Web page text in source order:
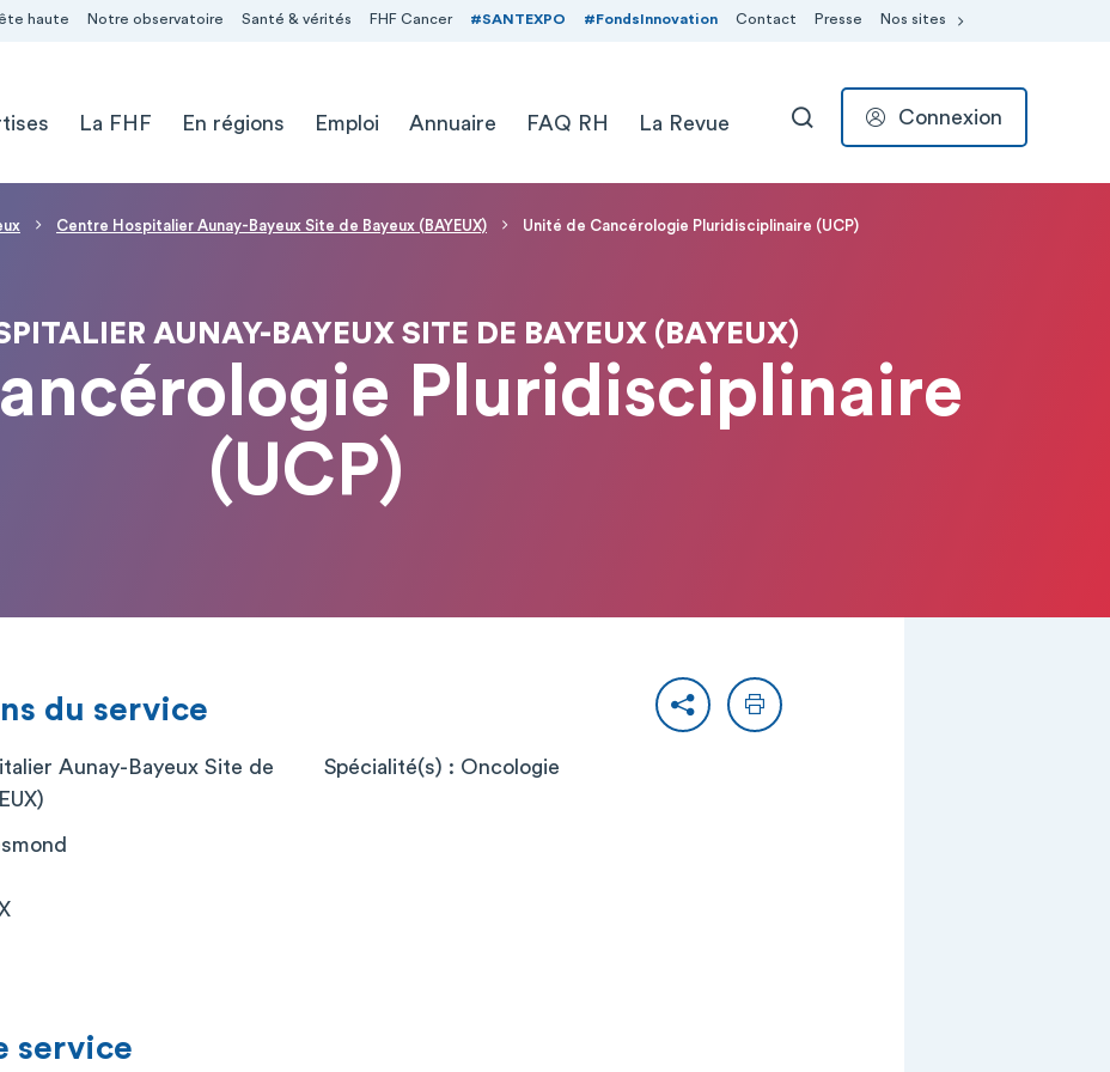
haute Notre observatoire Santé & vérités FHF Cancer #SANTEXPO #FondsInnovation Contact Presse Nos sites
La FHF En régions Emploi Annuaire FAQ RH La Revue RECHERCHER
Connexion
Centre Hospitalier Aunay-Bayeux Site de Bayeux (BAYEUX) Unité de Cancérologie Pluridisciplinaire (UCP)
AUNAY-BAYEUX SITE DE BAYEUX (BAYEUX)
Pluridisciplinaire
(UCP)
PartagerImprimer
du service
Aunay-Bayeux Site de
Spécialité(s) : Oncologie
service